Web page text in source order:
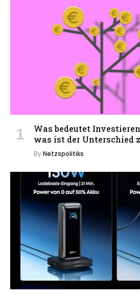
Was bedeutet
was ist der Unterschied
ByNetzspolitiks